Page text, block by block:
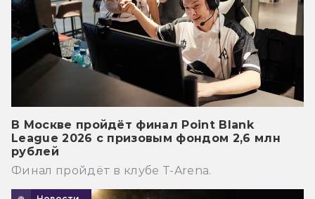
В Москве пройдёт финал Point Blank
League 2026 с призовым фондом 2,6 млн
рублей
Финал пройдёт в клубе T-Arena.